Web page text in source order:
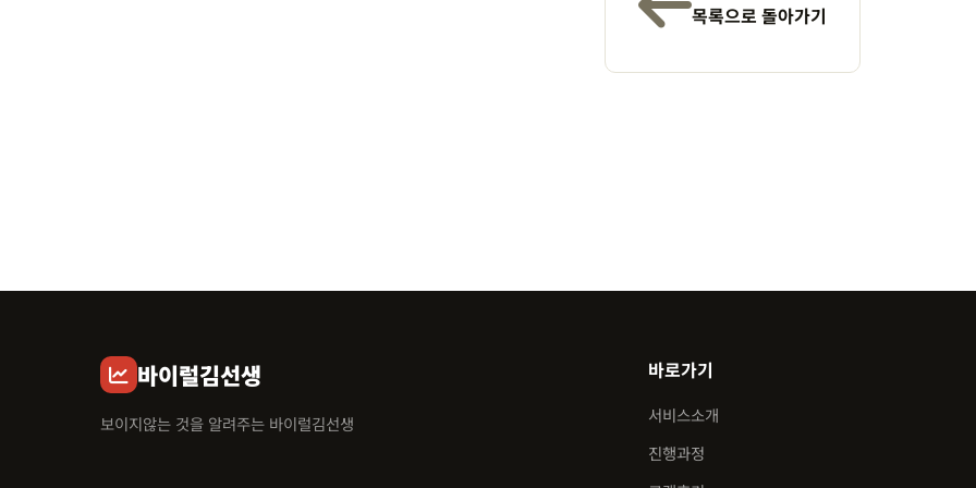
목록으로 돌아가기
바이럴김선생
보이지않는 것을 알려주는 바이럴김선생
바로가기
서비스소개
진행과정